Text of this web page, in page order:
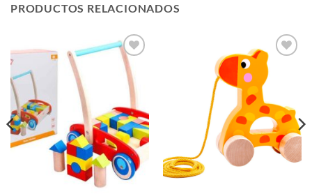
PRODUCTOS RELACIONADOS
Añadir
a la
lista de
deseos